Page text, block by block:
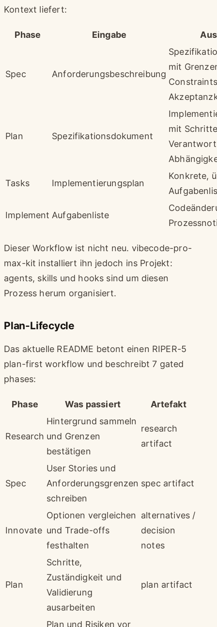
Kontext liefert:
Phase Eingabe
Spec Anforderungsbeschreibung
mit
Plan Spezifikationsdokument
mit
Tasks Implementierungsplan
Konkrete,
Implement Aufgabenliste
Dieser Workflow ist nicht neu. vibecode-pro-
max-kit installiert ihn jedoch ins Projekt:
agents, skills und hooks sind um diesen
Prozess herum organisiert.
Plan-Lifecycle
Das aktuelle README betont einen RIPER-5
plan-first workflow und beschreibt 7 gated
phases:
Phase Was passiert Artefakt
Research
Hintergrund sammeln
und Grenzen
bestätigen
research
artifact
Spec
User Stories und
Anforderungsgrenzen
schreiben
spec artifact
Innovate
Optionen vergleichen
und Trade-offs
festhalten
alternatives /
decision
notes
Plan
Schritte,
Zuständigkeit und
Validierung
ausarbeiten
plan artifact
Plan und Risiken vor